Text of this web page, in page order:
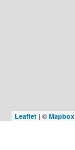
Leaflet | © Mapbox